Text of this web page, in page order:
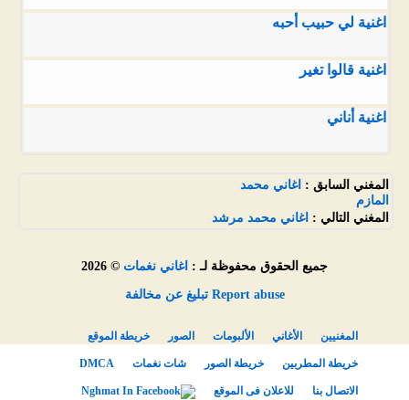
اغنية لي حبيب أحبه
اغنية قالوا تغير
اغنية أناني
المغني السابق : اغاني محمد
المازم
المغني التالي : اغاني محمد مرشد
جميع الحقوق محفوظة لـ : اغاني نغمات © 2026
Report abuse تبليغ عن مخالفة
المغنيين الأغاني الألبومات الصور خريطة الموقع
خريطة المطربين خريطة الصور شات نغمات DMCA
الاتصال بنا للاعلان فى الموقع